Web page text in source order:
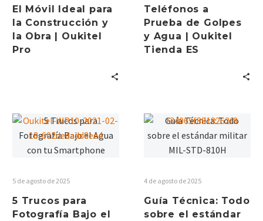
ENTÉRATE ACA DE LAS ÚLTIMAS
NOVEDADES DEL MES DE OUKITEL.
CONOCE LOS NUEVOS LANZAMIENTOS,
LAS OFERTAS DEL MES Y TODAS LAS
NOTICIAS DE LA MARCA.
El Móvil Ideal para
la Construcción y
la Obra | Oukitel
Pro
Teléfonos a
Prueba de Golpes
y Agua | Oukitel
Tienda ES
5 de agosto de 2025
5 Trucos para
Fotografía Bajo el
4 de agosto de 2025
Guía Técnica: Todo
sobre el estándar